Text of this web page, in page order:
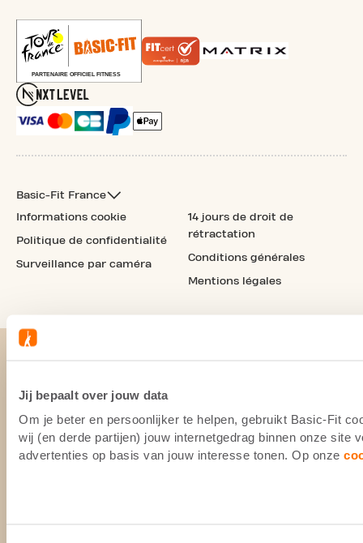
Jij bepaalt over jouw data
Om je beter en persoonlijker te helpen, gebruikt Basic-Fit
wij (en derde partijen) jouw internetgedrag binnen onze site
advertenties op basis van jouw interesse tonen. Op onze
Basic-Fit France
Informations cookie
Politique de confidentialité
Surveillance par caméra
14 jours de droit de
rétractation
Conditions générales
Mentions légales